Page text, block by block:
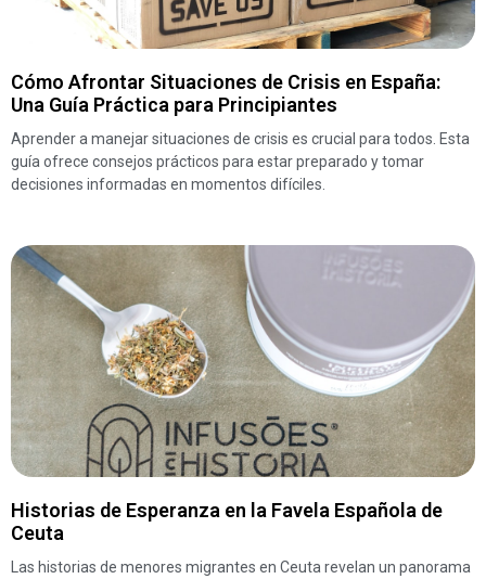
Cómo Afrontar Situaciones de Crisis en España:
Una Guía Práctica para Principiantes
Aprender a manejar situaciones de crisis es crucial para todos. Esta
guía ofrece consejos prácticos para estar preparado y tomar
decisiones informadas en momentos difíciles.
Historias de Esperanza en la Favela Española de
Ceuta
Las historias de menores migrantes en Ceuta revelan un panorama